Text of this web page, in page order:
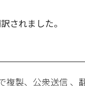
されました。
製、公衆送信 、